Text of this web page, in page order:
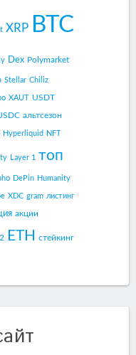
XRP BTC
Dex Polymarket
Stellar Chiliz
XAUT USDT
альтсезон
Hyperliquid NFT
Layer 1 топ
DePin Humanity
XDC gram листинг
акции
ETH стейкинг